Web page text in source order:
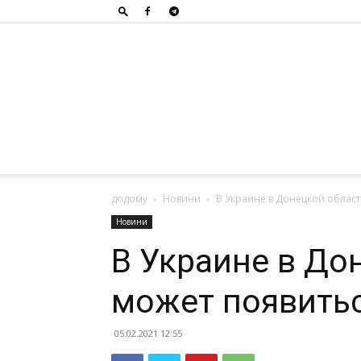
додому Новини В Украине в Донецкой
Новини
В Украине в
может
05.02.2021 12:55